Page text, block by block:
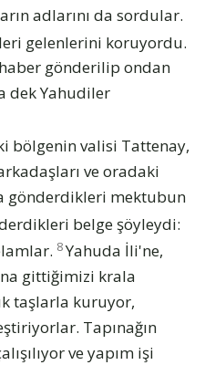
adlarını da sordular.
gelenlerini koruyordu.
gönderilip ondan
dek Yahudiler
bölgenin valisi Tattenay,
ve oradaki
gönderdikleri mektubun
belge şöyleydi:
8Yahuda İli'ne,
gittiğimizi krala
taşlarla kuruyor,
Tapınağın
ve yapım işi